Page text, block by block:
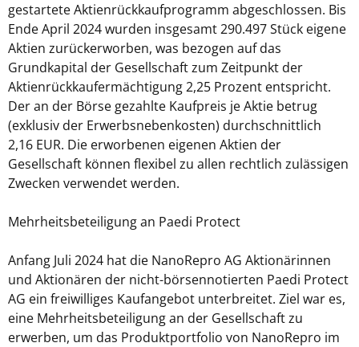
gestartete Aktienrückkaufprogramm abgeschlossen. Bis
Ende April 2024 wurden insgesamt 290.497 Stück eigene
Aktien zurückerworben, was bezogen auf das
Grundkapital der Gesellschaft zum Zeitpunkt der
Aktienrückkaufermächtigung 2,25 Prozent entspricht.
Der an der Börse gezahlte Kaufpreis je Aktie betrug
(exklusiv der Erwerbsnebenkosten) durchschnittlich
2,16 EUR. Die erworbenen eigenen Aktien der
Gesellschaft können flexibel zu allen rechtlich zulässigen
Zwecken verwendet werden.
Mehrheitsbeteiligung an Paedi Protect
Anfang Juli 2024 hat die NanoRepro AG Aktionärinnen
und Aktionären der nicht-börsennotierten Paedi Protect
AG ein freiwilliges Kaufangebot unterbreitet. Ziel war es,
eine Mehrheitsbeteiligung an der Gesellschaft zu
erwerben, um das Produktportfolio von NanoRepro im